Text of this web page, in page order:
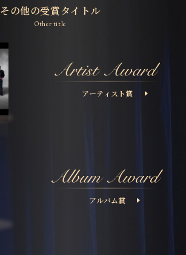
その他の受賞タイトル
Other title
アーティスト賞
アルバム賞